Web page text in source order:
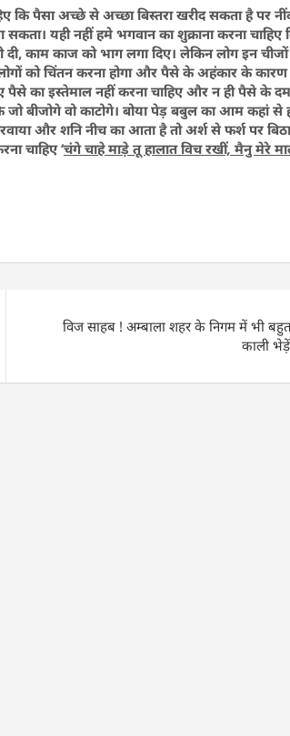
कि पैसा अच्छे से अच्छा बिस्तरा खरीद सकता है पर
यही नहीं हमे भगवान का शुक्राना करना
दी, काम काज को भाग लगा दिए। लेकिन लोग इन
को चिंतन करना होगा और पैसे के अहंकार के कारण
पैसे का इस्तेमाल नहीं करना चाहिए और न ही पैसे के
जो बीजोगे वो काटोगे। बोया पेड़ बबुल का आम कहां से
और शनि नीच का आता है तो अर्श से फर्श पर
चाहिए ‘चंगे चाहे माड़े तू हालात विच रखीं, मैनु मेरे
विज साहब ! अम्बाला शहर के निगम में भी
काली